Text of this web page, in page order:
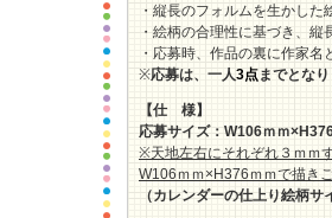
・縦長のフォルムを生かした
・絵柄の合理性に基づき、
・応募時、作品の裏に作家
※応募は、一人3点までとな
【仕 様】
応募サイズ：W106ｍｍ
※天地左右にそれぞれ３ｍｍ
W106ｍｍ×H376ｍｍで描き
（カレンダーの仕上り絵柄